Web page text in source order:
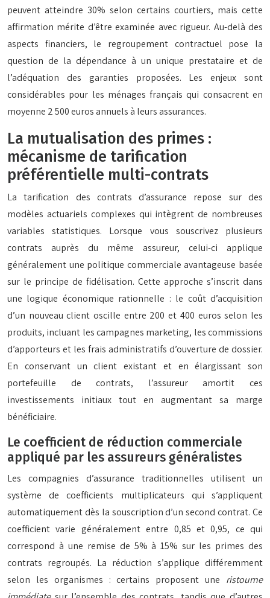
peuvent atteindre 30% selon certains courtiers, mais cette
affirmation mérite d’être examinée avec rigueur. Au-delà des
aspects financiers, le regroupement contractuel pose la
question de la dépendance à un unique prestataire et de
l’adéquation des garanties proposées. Les enjeux sont
considérables pour les ménages français qui consacrent en
moyenne 2 500 euros annuels à leurs assurances.
La mutualisation des primes :
mécanisme de tarification
préférentielle multi-contrats
La tarification des contrats d’assurance repose sur des
modèles actuariels complexes qui intègrent de nombreuses
variables statistiques. Lorsque vous souscrivez plusieurs
contrats auprès du même assureur, celui-ci applique
généralement une politique commerciale avantageuse basée
sur le principe de fidélisation. Cette approche s’inscrit dans
une logique économique rationnelle : le coût d’acquisition
d’un nouveau client oscille entre 200 et 400 euros selon les
produits, incluant les campagnes marketing, les commissions
d’apporteurs et les frais administratifs d’ouverture de dossier.
En conservant un client existant et en élargissant son
portefeuille de contrats, l’assureur amortit ces
investissements initiaux tout en augmentant sa marge
bénéficiaire.
Le coefficient de réduction commerciale
appliqué par les assureurs généralistes
Les compagnies d’assurance traditionnelles utilisent un
système de coefficients multiplicateurs qui s’appliquent
automatiquement dès la souscription d’un second contrat. Ce
coefficient varie généralement entre 0,85 et 0,95, ce qui
correspond à une remise de 5% à 15% sur les primes des
contrats regroupés. La réduction s’applique différemment
selon les organismes : certains proposent une ristourne